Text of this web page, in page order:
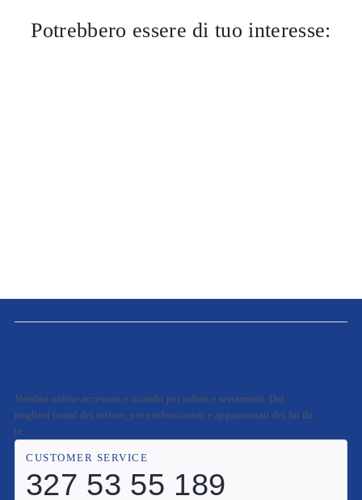
Potrebbero essere di tuo interesse:
Vendita online accessori e ricambi per infissi e serramenti. Dai
migliori brand del settore, per professionisti e appassionati del fai da
te
CUSTOMER SERVICE
327 53 55 189